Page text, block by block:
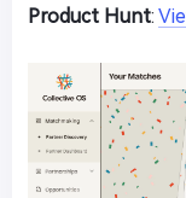
Product Hunt: